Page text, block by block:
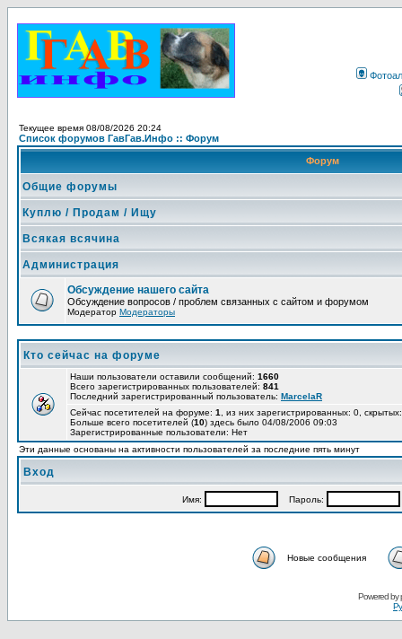
Текущее время 08/08/2026 20:24
Список форумов ГавГав.Инфо :: Форум
Форум
Общие форумы
Куплю / Продам / Ищу
Всякая всячина
Администрация
Обсуждение нашего сайта
Обсуждение вопросов / проблем связанных с сайтом и форумом
Модератор Модераторы
Кто сейчас на форуме
Наши пользователи оставили сообщений: 1660
Всего зарегистрированных пользователей: 841
Последний зарегистрированный пользователь: MarcelaR
Сейчас посетителей на форуме: 1
, из них зарегистрированных: 0,
Больше всего посетителей (10) здесь было 04/08/2006 09:03
Зарегистрированные пользователи: Нет
Эти данные основаны на активности пользователей за последние пять минут
Вход
Имя: Пароль:
Новые сообщения
Powered by